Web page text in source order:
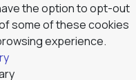
the option to opt-out
some of these cookies
experience.